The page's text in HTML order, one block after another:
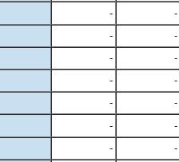
- -
- -
- -
- -
- -
- -
- -